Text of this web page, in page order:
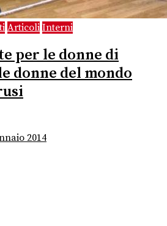
Articoli Interni
per le donne di
donne del mondo
2014